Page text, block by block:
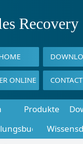
Recovery
ONLINE
Produkte